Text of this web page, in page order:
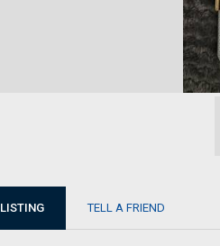
LISTING TELL A FRIEND